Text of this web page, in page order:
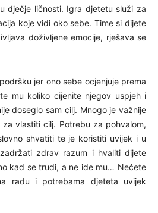
dječje ličnosti. Igra djetetu služi za
koje vidi oko sebe. Time si dijete
doživljene emocije, rješava se
jer ono sebe ocjenjuje prema
mu koliko cijenite njegov uspjeh i
doseglo sam cilj. Mnogo je važnije
vlastiti cilj. Potrebu za pohvalom,
shvatiti te je koristiti uvijek i u
zdrav razum i hvaliti dijete
kad se trudi, a ne ide mu… Nećete
radu i potrebama djeteta uvijek